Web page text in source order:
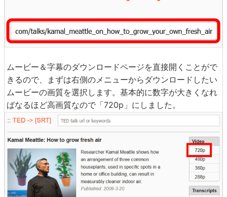
ムービー＆字幕のダウンロードページを直接開くことがで
きるので、まずは右側のメニューからダウンロードしたい
ムービーの画質を選択します。基本的に数字が大きくなれ
ばなるほど高画質なので「720p」にしました。